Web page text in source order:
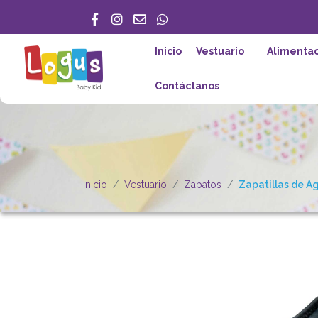
Inicio Vestuario
Contáctanos
Inicio Vestuario Zapatos Zapatillas de